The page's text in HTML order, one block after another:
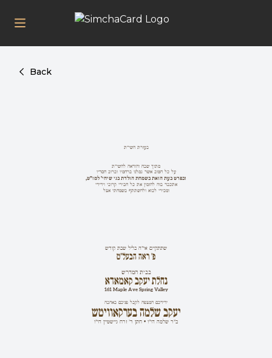
Back
ב"ר שלמה הי"ו • חתן ר' זרח ניישטיין הי"ו
יעקב שלמה בערקאוויטש
ידידכם המצפה לקבל פניכם באהבה
161 Maple Ave Spring Valley
נחלת יעקב קאמאדא
בבית המדרש
פ' ראה הבעל"ט
שתתקיים אי"ה בליל שבת קודש
ומכירי לבוא ולהשתתף בשמחתי אצל
אתכבד בזה להזמין את כל חבירי קרובי וידידי
ובפרט בעת הזאת בשמחת הולדת בני שיחי' למז"ט,
על כל הטוב אשר גמלנו ברחמיו וברוב חסדיו
מתוך שבח והודאה להשי"ת
בעזרת השי"ת